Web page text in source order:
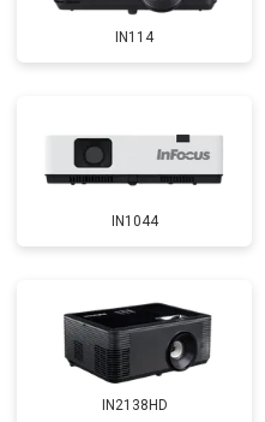
IN114
IN1044
IN2138HD